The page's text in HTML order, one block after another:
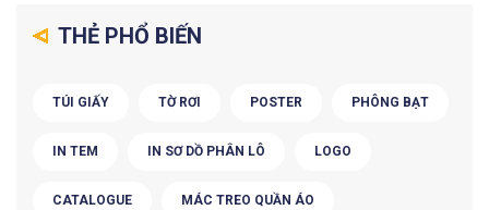
THẺ PHỔ BIẾN
TÚI GIẤY TỜ RƠI POSTER PHÔNG BẠT
IN TEM IN SƠ DỒ PHÂN LÔ LOGO
CATALOGUE MÁC TREO QUẦN ÁO